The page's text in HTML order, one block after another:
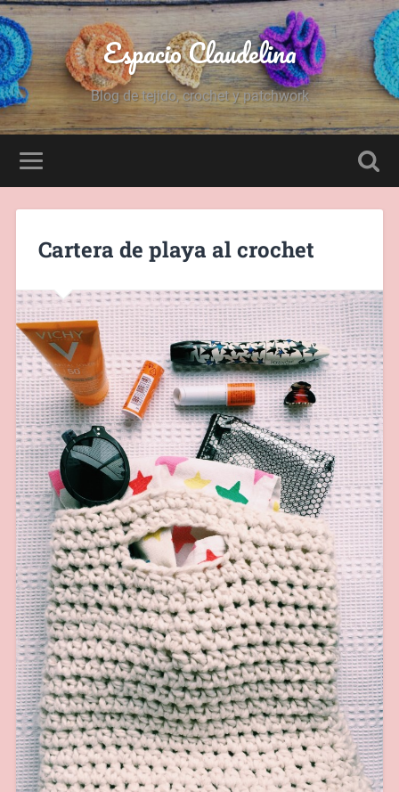
Espacio Claudelina
Blog de tejido, crochet y patchwork
Cartera de playa al crochet